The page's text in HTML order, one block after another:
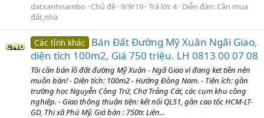
datxanhnambo
Chủ đề 9/9/19 Trả lời: 4 Diễn đàn: Cần mua
đất,nhà
Các tỉnh khác
Bán Đất Đường Mỹ Xuân Ngãi Giao,
diện tích 100m2, Giá 750 triệu. LH 0813 00 07 08
Tôi cần bán lô đất đường Mỹ Xuân - Ngã Giao vì đang kẹt tiền nên
muốn bán! - Diện tích: 100m2 - Hướng Đông Nam. - Tiện ích: gần
trường học Nguyễn Công Trứ, Chợ Trảng Cát, các cụm khu công
nghiệp. - Giao thông thuận tiện: kết nối QL51, gần cao tốc HCM-LT-
GD, Thị xã Phú Mỹ. Giá bán : 750tr. Liên...